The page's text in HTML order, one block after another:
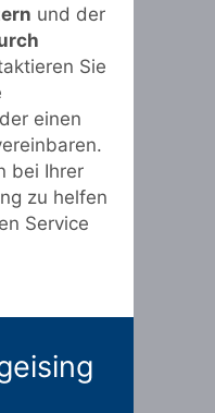
und der
Sie
einen
bei Ihrer
zu helfen
Service